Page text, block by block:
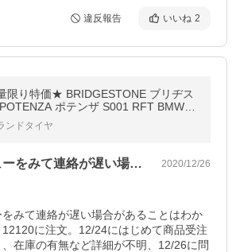
違反報告 いいね 2
限り特価★ BRIDGESTONE ブリヂス
ポテンザ S001 RFT BMW承
40R17 91W 【タイヤのみ 1本価格】
ンドタイヤ
他の方のレビューをみて連絡が遅い場合が… 2020/12/26
みて連絡が遅い場合があることはわか
に注文。12/24にはじめて商品受注
在庫の有無など詳細が不明、12/26に問